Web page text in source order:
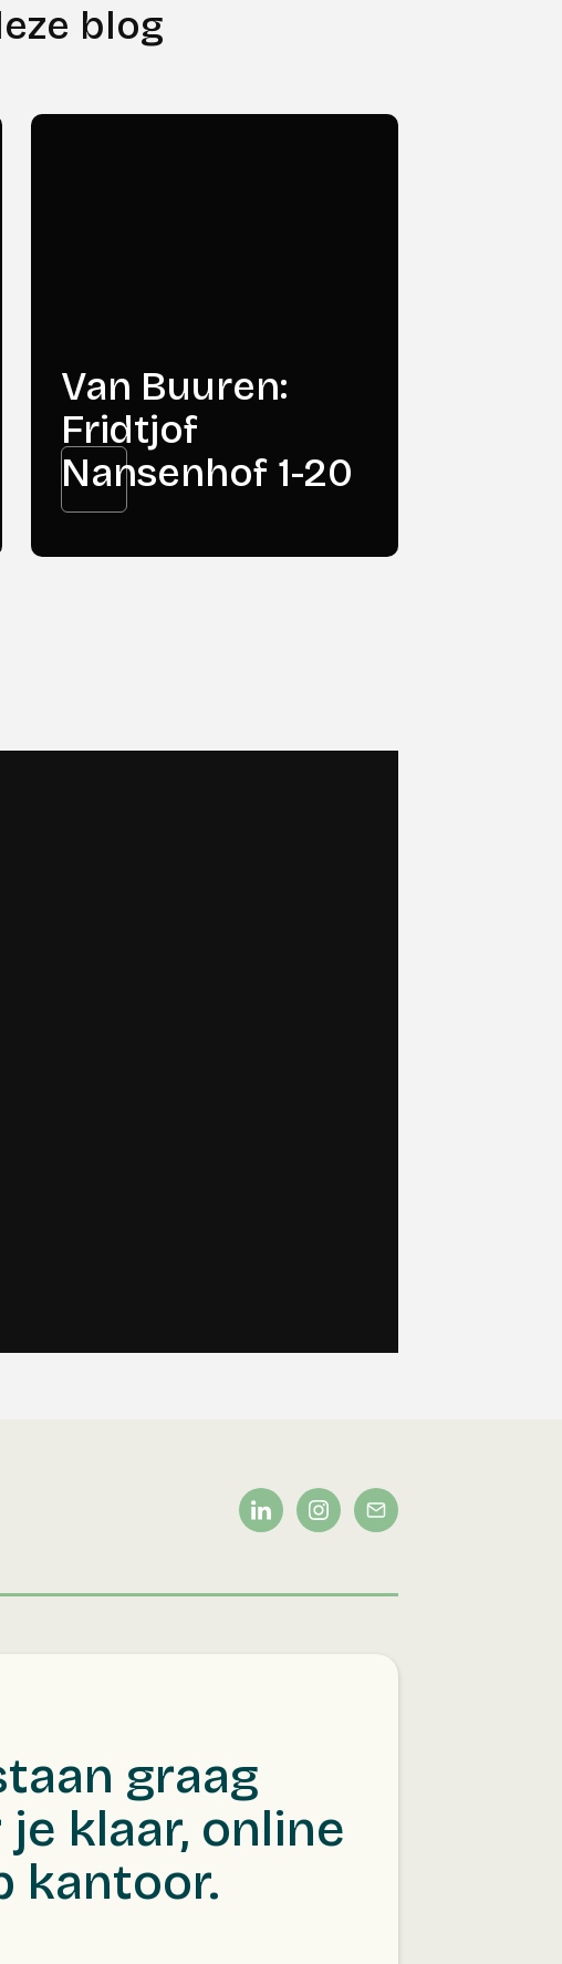
blog
Van Buuren:
Fridtjof
Nansenhof 1-20
graag
klaar, online
kantoor.